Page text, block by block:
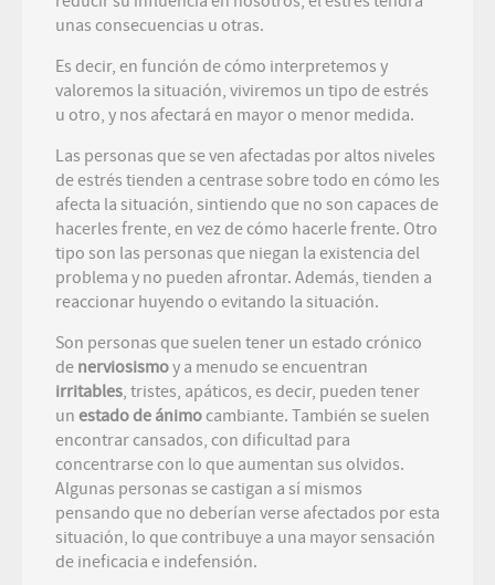
unas consecuencias u otras.
Es decir, en función de cómo interpretemos y
valoremos la situación, viviremos un tipo de estrés
u otro, y nos afectará en mayor o menor medida.
Las personas que se ven afectadas por altos niveles
de estrés tienden a centrase sobre todo en cómo les
afecta la situación, sintiendo que no son capaces de
hacerles frente, en vez de cómo hacerle frente. Otro
tipo son las personas que niegan la existencia del
problema y no pueden afrontar. Además, tienden a
reaccionar huyendo o evitando la situación.
Son personas que suelen tener un estado crónico
de nerviosismoy a menudo se encuentran
irritables, tristes, apáticos, es decir, pueden tener
un estado de ánimocambiante. También se suelen
encontrar cansados, con dificultad para
concentrarse con lo que aumentan sus olvidos.
Algunas personas se castigan a sí mismos
pensando que no deberían verse afectados por esta
situación, lo que contribuye a una mayor sensación
de ineficacia e indefensión.